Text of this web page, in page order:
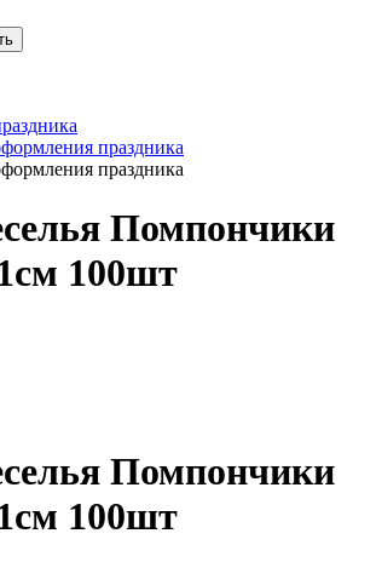
праздника
праздника
Помпончики
100шт
Помпончики
100шт